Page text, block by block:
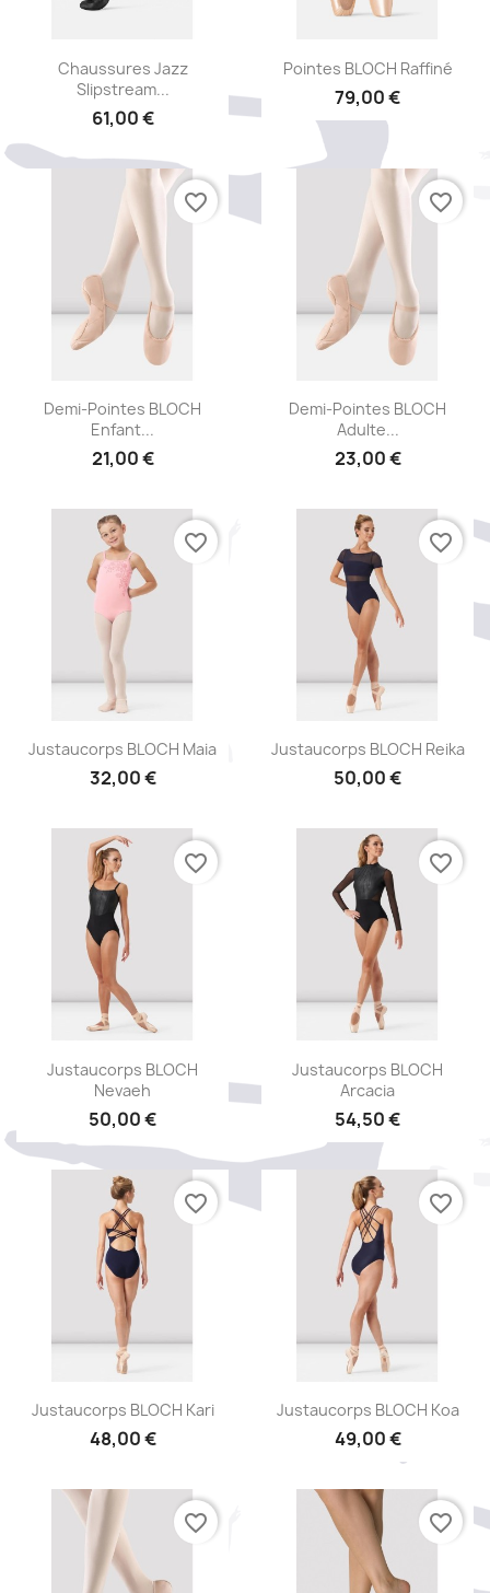
Aperçu rapide
Chaussures Jazz
Slipstream...
61,00 €
Aperçu rapide
Pointes BLOCH Raffiné
79,00 €
Aperçu rapide
Demi-Pointes BLOCH
Enfant...
21,00 €
favorite_border
Aperçu rapide
Demi-Pointes BLOCH
Adulte...
23,00 €
favorite_border
Aperçu rapide
Justaucorps BLOCH Maia
32,00 €
favorite_border
Aperçu rapide
Justaucorps BLOCH Reika
50,00 €
favorite_border
Aperçu rapide
Justaucorps BLOCH
Nevaeh
50,00 €
favorite_border
Aperçu rapide
Justaucorps BLOCH
Arcacia
54,50 €
favorite_border
Aperçu rapide
Justaucorps BLOCH Kari
48,00 €
favorite_border
Aperçu rapide
Justaucorps BLOCH Koa
49,00 €
favorite_border
favorite_border favorite_border